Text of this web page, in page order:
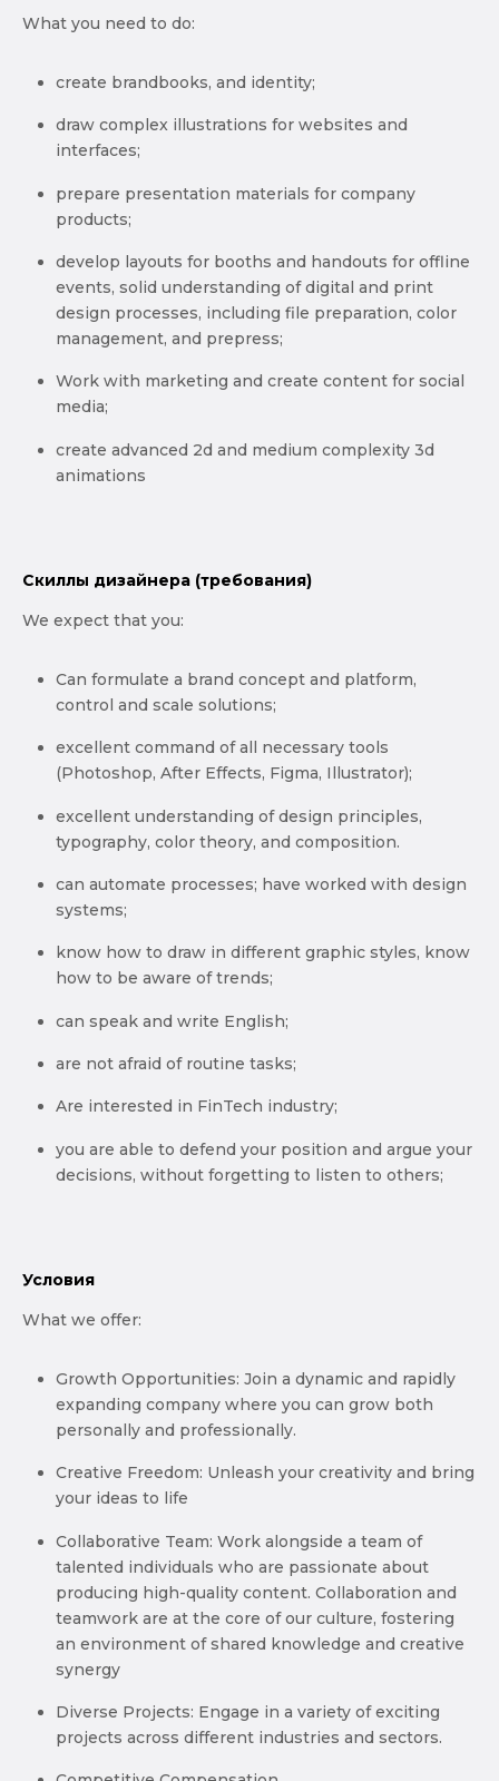
What you need to do:
create brandbooks, and identity;
draw complex illustrations for websites and
interfaces;
prepare presentation materials for company
products;
develop layouts for booths and handouts for offline
events, solid understanding of digital and print
design processes, including file preparation, color
management, and prepress;
Work with marketing and create content for social
media;
create advanced 2d and medium complexity 3d
animations
Скиллы дизайнера (требования)
We expect that you:
Can formulate a brand concept and platform,
control and scale solutions;
excellent command of all necessary tools
(Photoshop, After Effects, Figma, Illustrator);
excellent understanding of design principles,
typography, color theory, and composition.
can automate processes; have worked with design
systems;
know how to draw in different graphic styles, know
how to be aware of trends;
can speak and write English;
are not afraid of routine tasks;
Are interested in FinTech industry;
you are able to defend your position and argue your
decisions, without forgetting to listen to others;
Условия
What we offer:
Growth Opportunities: Join a dynamic and rapidly
expanding company where you can grow both
personally and professionally.
Creative Freedom: Unleash your creativity and bring
your ideas to life
Collaborative Team: Work alongside a team of
talented individuals who are passionate about
producing high-quality content. Collaboration and
teamwork are at the core of our culture, fostering
an environment of shared knowledge and creative
synergy
Diverse Projects: Engage in a variety of exciting
projects across different industries and sectors.